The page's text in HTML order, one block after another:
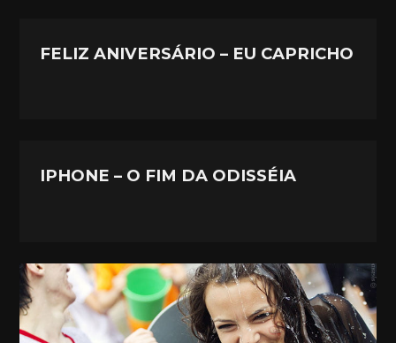
FELIZ ANIVERSÁRIO – EU CAPRICHO
IPHONE – O FIM DA ODISSÉIA